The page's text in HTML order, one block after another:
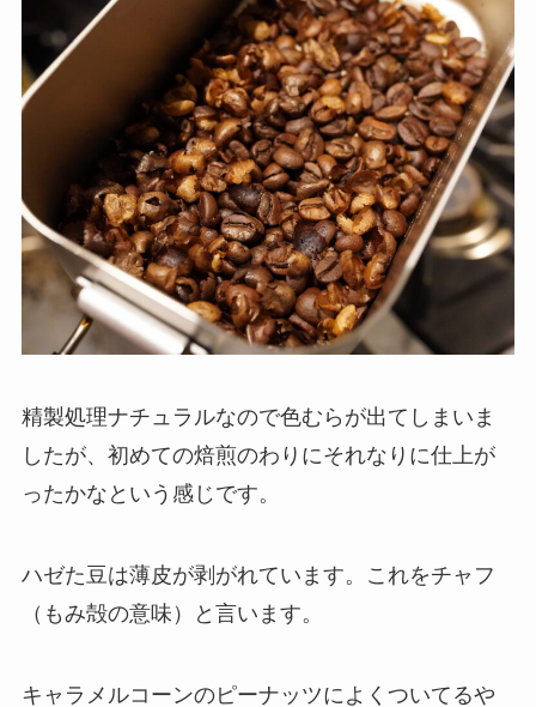
精製処理ナチュラルなので色むら が出てしまいま
したが、初めての焙煎のわりにそれなりに仕上が
ったかなという感じです。
ハゼた豆は薄皮が剥がれています。これをチャフ
（もみ殻の意味）と言います。
キャラメルコーンのピーナッツによくついてるや